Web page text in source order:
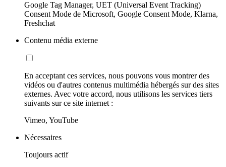
Google Tag Manager, UET (Universal Event Tracking)
Consent Mode de Microsoft, Google Consent Mode, Klarna,
Freshchat
Contenu média externe
En acceptant ces services, nous pouvons vous montrer des
vidéos ou d'autres contenus multimédia hébergés sur des sites
externes. Avec votre accord, nous utilisons les services tiers
suivants sur ce site internet :
Vimeo, YouTube
Nécessaires
Toujours actif